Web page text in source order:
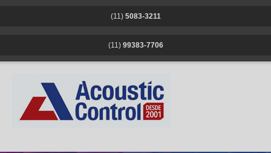
(11) 5083-3211
(11) 99383-7706